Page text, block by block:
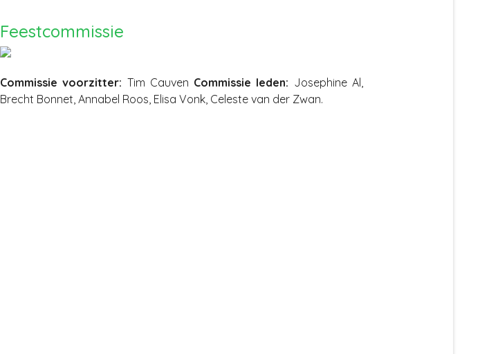
Feestcommissie
Commissie voorzitter: Tim Cauven Commissie leden: Josephine Al,
Brecht Bonnet, Annabel Roos, Elisa Vonk, Celeste van der Zwan.